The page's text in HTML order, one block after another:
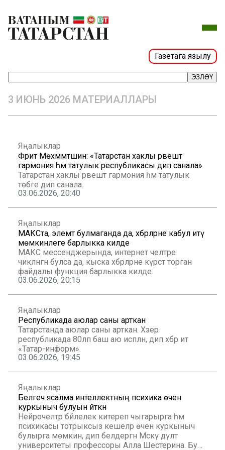
Газетага язылу
ЭЗЛӘҮ
3 ИЮНЬ 2026 МАТЕРИАЛЛАРЫ
Яңалыклар
Фәрит Мөхәммәтшин: «Татарстан хаклы рәвештә
гармония һәм татулык республикасы дип санала»
Татарстан хаклы рәвештә гармония һәм татулык
төбәге дип санала.
03.06.2026, 20:40
Яңалыклар
МАКСта, элемтә булмаганда да, хәбәрләрне кабул итү
мөмкинлеге барлыкка килде
МАКС мессенджерында, интернет челтәре
чикләнгән булса да, кыска хәбәрләрне күрсәтә торган
файдалы функция барлыкка килде.
03.06.2026, 20:15
Яңалыклар
Республикада аюлар саны арткан
Татарстанда аюлар саны арткан. Хәзер
республикада 80ләп баш аю исәпләнә, дип хәбәр итә
«Татар-информ».
03.06.2026, 19:45
Яңалыклар
Белгеч ясалма интеллектның психика өчен
куркыныч булуын әйткән
Нейрочелтәр бәйлелек китереп чыгарырга һәм
психикасы тотрыксыз кешеләр өчен куркыныч
булырга мөмкин, дип белдергән Мәскәү дәүләт
университеты профессоры Алла Шестерина. Бу